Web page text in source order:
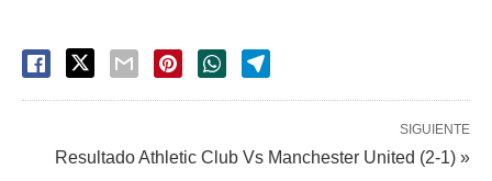
SIGUIENTE
Resultado Athletic Club Vs Manchester United (2-1) »